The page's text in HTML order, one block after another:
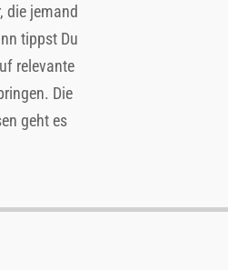
die jemand
tippst Du
relevante
Die
geht es